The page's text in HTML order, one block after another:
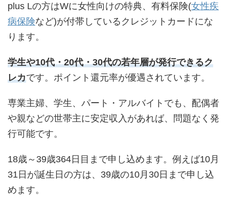
plus Lの方はWに女性向けの特典、有料保険(女性疾
病保険など)が付帯しているクレジットカードにな
ります。
学生や10代・20代・30代の若年層が発行できるク
レカです。ポイント還元率が優遇されています。
専業主婦、学生、パート・アルバイトでも、配偶者
や親などの世帯主に安定収入があれば、問題なく発
行可能です。
18歳～39歳364日目まで申し込めます。例えば10月
31日が誕生日の方は、39歳の10月30日まで申し込
めます。